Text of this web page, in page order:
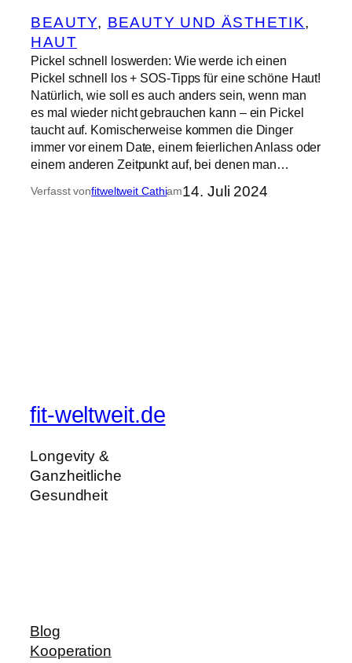
BEAUTY, BEAUTY UND ÄSTHETIK
HAUT
Pickel schnell loswerden: Wie werde ich einen
Pickel schnell los + SOS-Tipps für eine schöne Haut!
Natürlich, wie soll es auch anders sein, wenn man
es mal wieder nicht gebrauchen kann – ein Pickel
taucht auf. Komischerweise kommen die Dinger
immer vor einem Date, einem feierlichen Anlass oder
einem anderen Zeitpunkt auf, bei denen man…
Verfasst vonfitweltweit Cathiam14. Juli 2024
fit-weltweit.de
Longevity &
Ganzheitliche
Gesundheit
Blog
Kooperation